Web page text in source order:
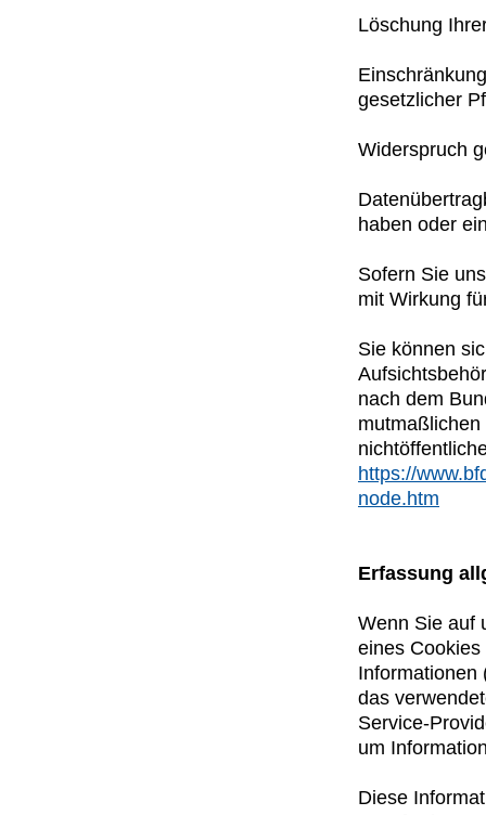
Löschung
gesetzlicher
Widerspruch
haben oder
Sofern Sie
mit Wirkung
Sie können
nach dem
https://
node.htm
Erfassung
Wenn Sie auf
eines
Informationen
das
Service-
um
Diese